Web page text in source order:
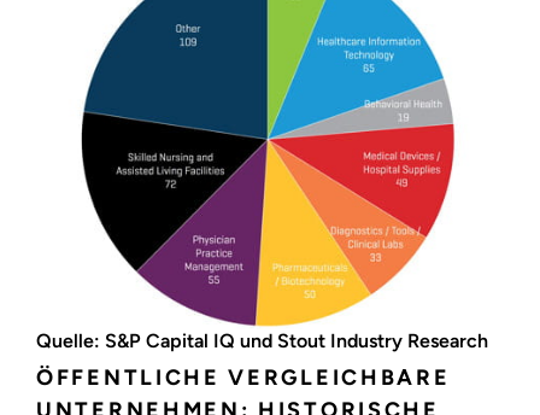
Quelle: S&P Capital IQ und Stout Industry Research
ÖFFENTLICHE VERGLEICHBARE